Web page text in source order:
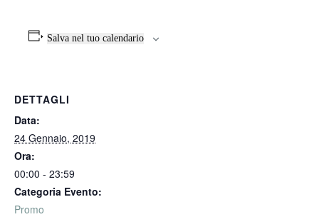
Salva nel tuo calendario
DETTAGLI
Data:
24 Gennaio, 2019
Ora:
00:00 - 23:59
Categoria Evento:
Promo